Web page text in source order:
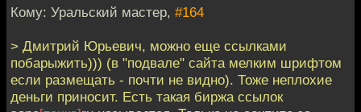
Кому: Уральский мастер, #164
> Дмитрий Юрьевич, можно еще ссылками
побарыжить))) (в "подвале" сайта мелким шрифтом
если размещать - почти не видно). Тоже неплохие
деньги приносит. Есть такая биржа ссылок